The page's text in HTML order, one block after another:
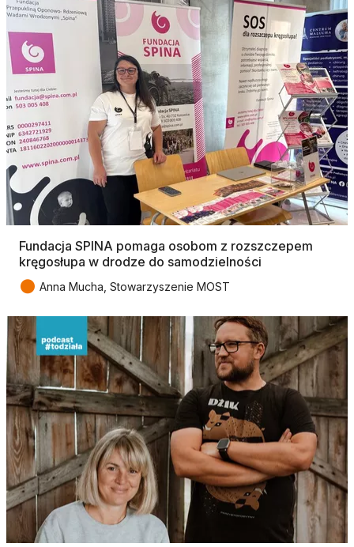
Fundacja SPINA pomaga osobom z rozszczepem
kręgosłupa w drodze do samodzielności
● Anna Mucha, Stowarzyszenie MOST